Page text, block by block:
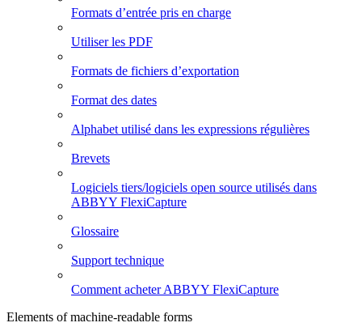
Formats d’entrée pris en charge
Utiliser les PDF
Formats de fichiers d’exportation
Format des dates
Alphabet utilisé dans les expressions régulières
Brevets
Logiciels tiers/logiciels open source utilisés dans
ABBYY FlexiCapture
Glossaire
Support technique
Comment acheter ABBYY FlexiCapture
Elements of machine-readable forms